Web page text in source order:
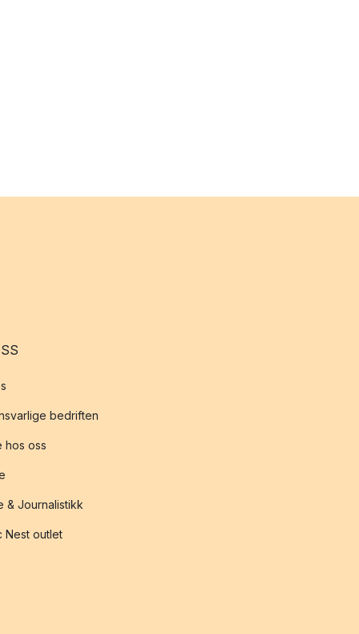
over 80 land over
standard,
stål og stoff, til
på miljøet.
bedriften
hos oss
& Journalistikk
Nest outlet